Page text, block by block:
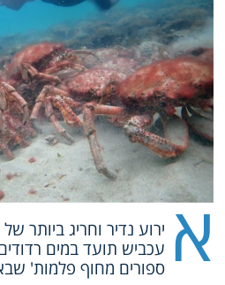
א ירוע נדיר וחריג ביותר
עכביש תועד במים
ספורים מחוף פלמות'